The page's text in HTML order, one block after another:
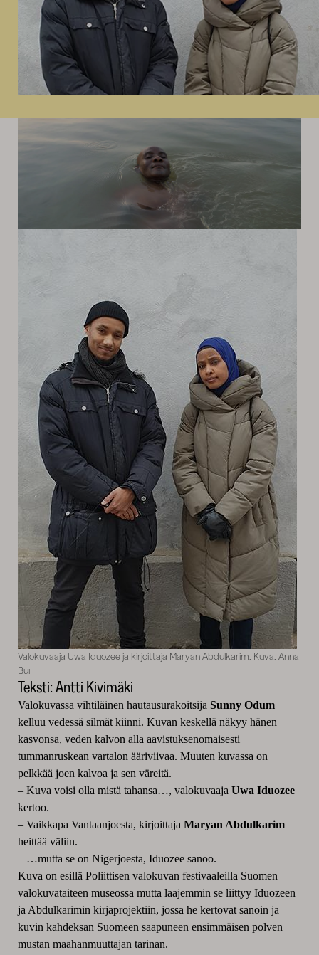
Valokuvaaja Uwa Iduozee ja kirjoittaja Maryan Abdulkarim. Kuva: Anna
Bui
Teksti: Antti Kivimäki
Valokuvassa vihtiläinen hautausurakoitsija Sunny Odum
kelluu vedessä silmät kiinni. Kuvan keskellä näkyy hänen
kasvonsa, veden kalvon alla aavistuksenomaisesti
tummanruskean vartalon ääriviivaa. Muuten kuvassa on
pelkkää joen kalvoa ja sen väreitä.
– Kuva voisi olla mistä tahansa…, valokuvaaja Uwa Iduozee
kertoo.
– Vaikkapa Vantaanjoesta, kirjoittaja Maryan Abdulkarim
heittää väliin.
– …mutta se on Nigerjoesta, Iduozee sanoo.
Kuva on esillä Poliittisen valokuvan festivaaleilla Suomen
valokuvataiteen museossa mutta laajemmin se liittyy Iduozeen
ja Abdulkarimin kirjaprojektiin, jossa he kertovat sanoin ja
kuvin kahdeksan Suomeen saapuneen ensimmäisen polven
mustan maahanmuuttajan tarinan.